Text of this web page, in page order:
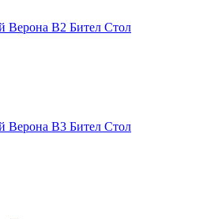
Бител Стол
Бител Стол